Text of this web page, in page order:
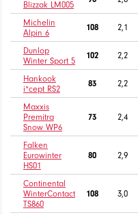
Blizzak LM005
Michelin
Alpin 6
108 2,1
Dunlop
Winter Sport 5
102 2,2
Hankook
i*cept RS2
83 2,2
Maxxis
Premitra
Snow WP6
73 2,4
Falken
Eurowinter
HS01
80 2,9
Continental
WinterContact
TS860
108 3,0